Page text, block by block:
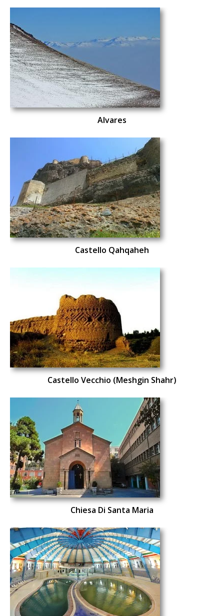
Alvares
Castello Qahqaheh
Castello Vecchio (Meshgin Shahr)
Chiesa Di Santa Maria